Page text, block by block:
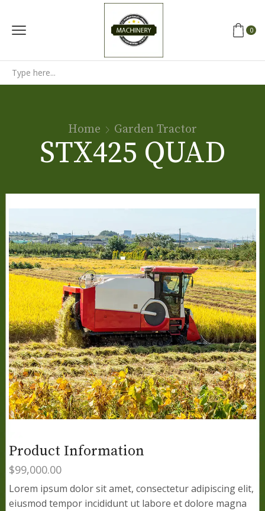
0
Home Garden Tractor
STX425 QUAD
Product Information
$99,000.00
Lorem ipsum dolor sit amet, consectetur adipiscing elit,
eiusmod tempor incididunt ut labore et dolore magna